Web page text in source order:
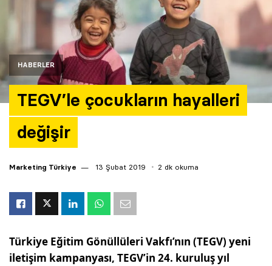
HABERLER
TEGV’le çocukların hayalleri
değişir
Marketing Türkiye 13 Şubat 2019 2 dk okuma
Türkiye Eğitim Gönüllüleri Vakfı’nın (TEGV) yeni
iletişim kampanyası, TEGV’in 24. kuruluş yıl